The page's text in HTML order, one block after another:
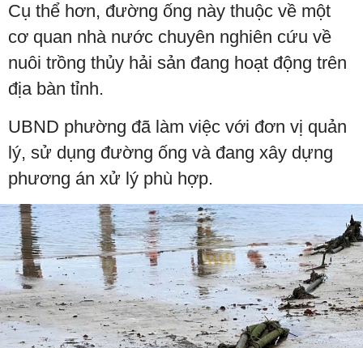
Cụ thể hơn, đường ống này thuộc về một
cơ quan nhà nước chuyên nghiên cứu về
nuôi trồng thủy hải sản đang hoạt động trên
địa bàn tỉnh.
UBND phường đã làm việc với đơn vị quản
lý, sử dụng đường ống và đang xây dựng
phương án xử lý phù hợp.